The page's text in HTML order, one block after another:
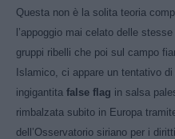
Questa non è la solita teoria
l’appoggio mai celato delle
gruppi ribelli che poi sul campo
Islamico, ci appare un tentativo
ingigantita false flag in salsa
rimbalzata subito in Europa
dell’Osservatorio siriano per i